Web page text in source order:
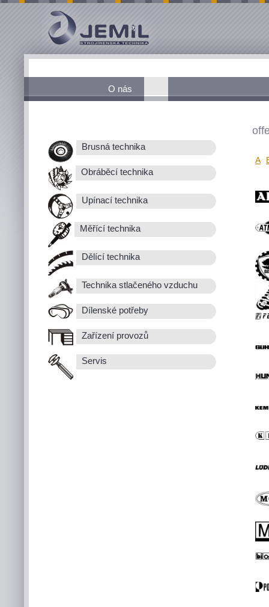
O nás
Brusná technika
Obráběcí technika
Upínací technika
Měřící technika
Dělící technika
Technika stlačeného vzduchu
Dílenské potřeby
Zařízení provozů
Servis
A